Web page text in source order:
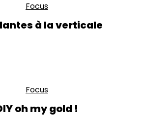
Focus
à la verticale
Focus
oh my gold !